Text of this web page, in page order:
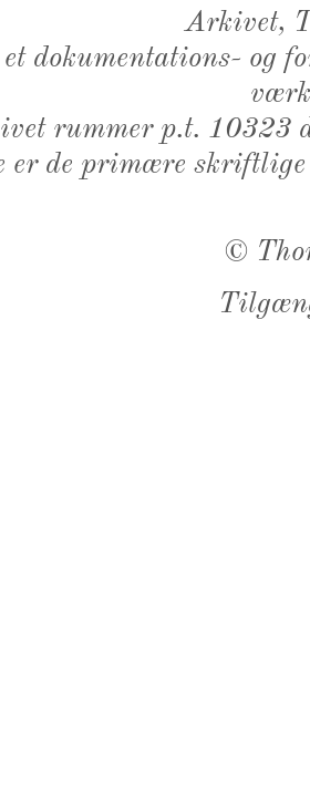
Arkivet,
et dokumentations- og
rummer p.t. 10323
er de primære
©